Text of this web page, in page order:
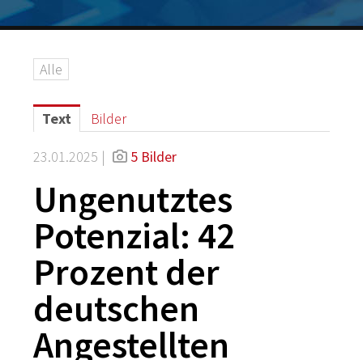
Logos
IT-Security
G DATA Campus
Kontakt
Alle
Text Bilder
23.01.2025 | 5 Bilder
Ungenutztes
Potenzial: 42
Prozent der
deutschen
Angestellten